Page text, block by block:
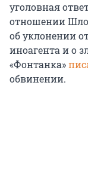
уголовная
отношении
об уклонении
иноагента и о
«Фонтанка»
обвинении.